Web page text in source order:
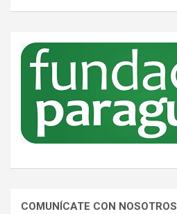
COMUNÍCATE CON NOSOTROS